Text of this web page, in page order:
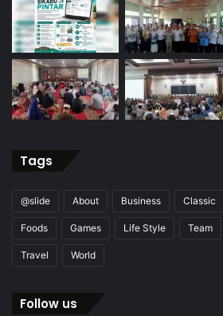
Tags
@slide About Business Classic
Foods Games Life Style Team
Travel World
Follow us